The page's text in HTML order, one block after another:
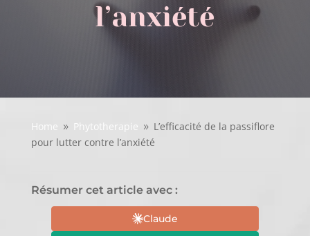
l’anxiété
Home 9 Phytotherapie 9 L’efficacité de la passiflore
pour lutter contre l’anxiété
Résumer cet article avec :
Claude